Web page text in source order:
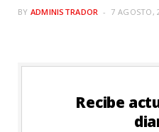
BY ADMINISTRADOR 7 AGOSTO,
Recibe